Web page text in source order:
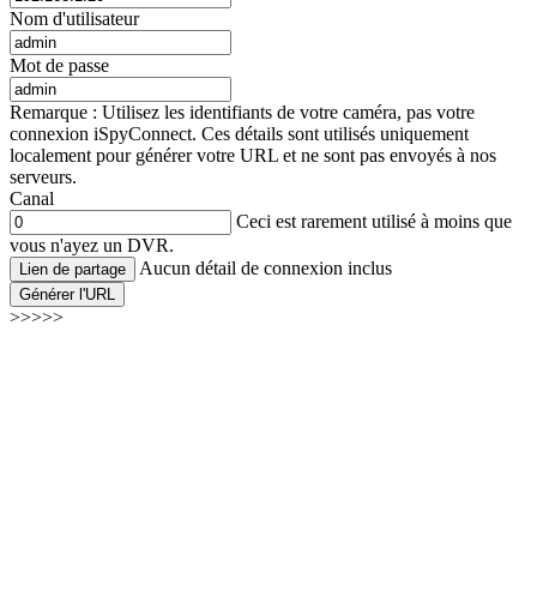
Nom d'utilisateur
Mot de passe
Remarque : Utilisez les identifiants de votre caméra, pas votre
connexion iSpyConnect. Ces détails sont utilisés uniquement
localement pour générer votre URL et ne sont pas envoyés à nos
serveurs.
Canal
Ceci est rarement utilisé à moins que
vous n'ayez un DVR.
Lien de partage Aucun détail de connexion inclus
Générer l'URL
>>>>>